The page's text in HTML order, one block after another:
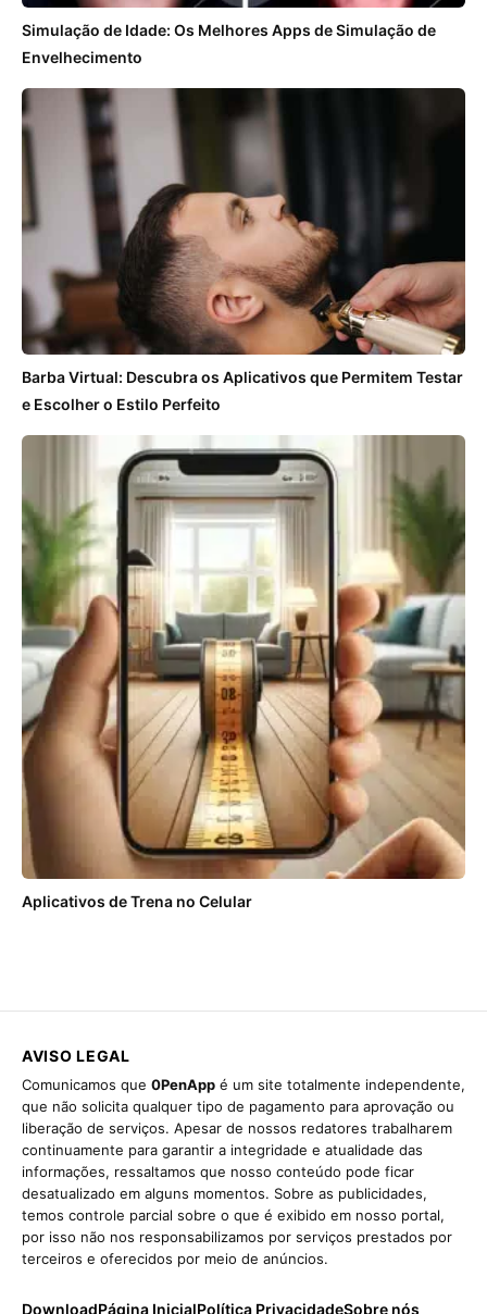
Simulação de Idade: Os Melhores Apps de Simulação de
Envelhecimento
Barba Virtual: Descubra os Aplicativos que Permitem Testar
e Escolher o Estilo Perfeito
Aplicativos de Trena no Celular
AVISO LEGAL
Comunicamos que 0PenApp é um site totalmente independente,
que não solicita qualquer tipo de pagamento para aprovação ou
liberação de serviços. Apesar de nossos redatores trabalharem
continuamente para garantir a integridade e atualidade das
informações, ressaltamos que nosso conteúdo pode ficar
desatualizado em alguns momentos. Sobre as publicidades,
temos controle parcial sobre o que é exibido em nosso portal,
por isso não nos responsabilizamos por serviços prestados por
terceiros e oferecidos por meio de anúncios.
DownloadPágina InicialPolítica PrivacidadeSobre nós